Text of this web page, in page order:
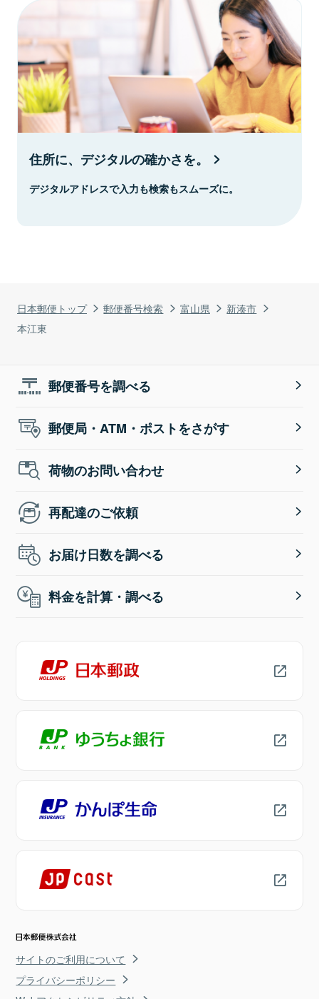
日本郵便トップ 郵便番号検索 富山県
新湊市
本江東
住所に、デジタルの確かさを。
デジタルアドレスで入力も検索もスムーズに。
郵便番号を調べる
郵便局・ATM・ポストをさがす
荷物のお問い合わせ
再配達のご依頼
お届け日数を調べる
料金を計算・調べる
サイトのご利用について
プライバシーポリシー